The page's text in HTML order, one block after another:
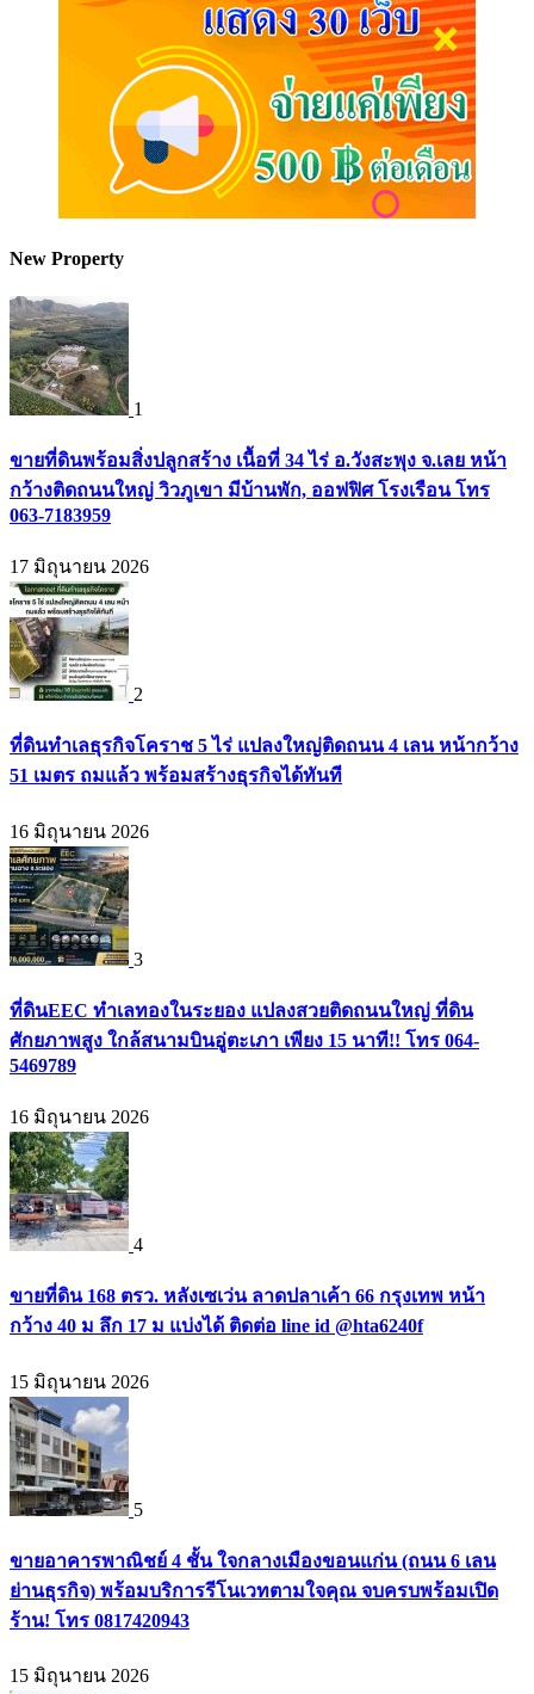
New Property
1
ขายที่ดินพร้อมสิ่งปลูกสร้าง เนื้อที่ 34 ไร่ อ.วังสะพุง จ.เลย หน้า
กว้างติดถนนใหญ่ วิวภูเขา มีบ้านพัก, ออฟฟิศ โรงเรือน โทร
063-7183959
17 มิถุนายน 2026
2
ที่ดินทำเลธุรกิจโคราช 5 ไร่ แปลงใหญ่ติดถนน 4 เลน หน้ากว้าง
51 เมตร ถมแล้ว พร้อมสร้างธุรกิจได้ทันที
16 มิถุนายน 2026
3
ที่ดินEEC ทำเลทองในระยอง แปลงสวยติดถนนใหญ่ ที่ดิน
ศักยภาพสูง ใกล้สนามบินอู่ตะเภา เพียง 15 นาที!! โทร 064-
5469789
16 มิถุนายน 2026
4
ขายที่ดิน 168 ตรว. หลังเซเว่น ลาดปลาเค้า 66 กรุงเทพ หน้า
กว้าง 40 ม ลึก 17 ม แบ่งได้ ติดต่อ line id @hta6240f
15 มิถุนายน 2026
5
ขายอาคารพาณิชย์ 4 ชั้น ใจกลางเมืองขอนแก่น (ถนน 6 เลน
ย่านธุรกิจ) พร้อมบริการรีโนเวทตามใจคุณ จบครบพร้อมเปิด
ร้าน! โทร 0817420943
15 มิถุนายน 2026